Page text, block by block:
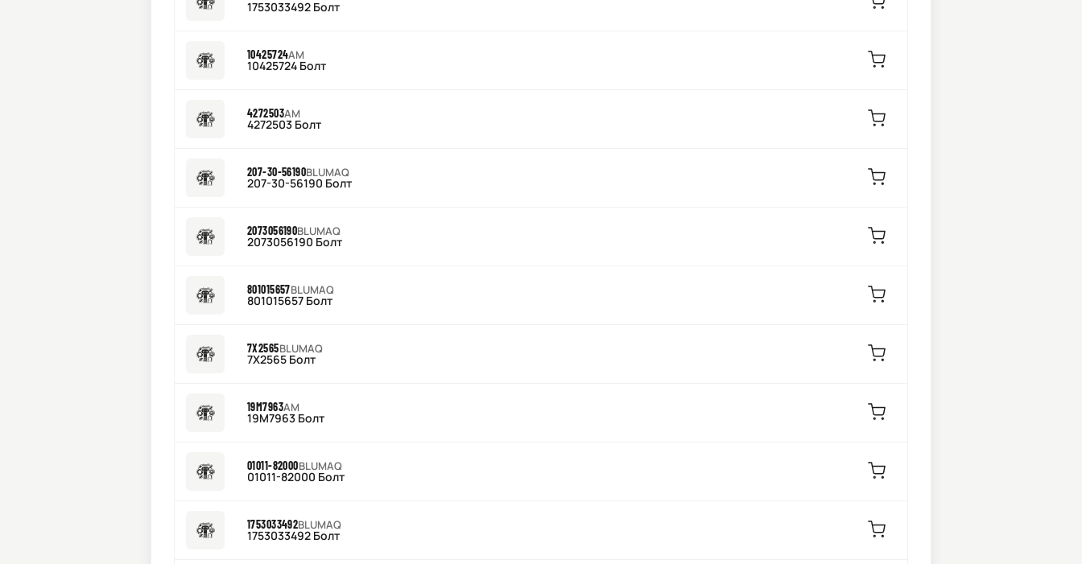
1753033492 Болт
10425724AM
10425724 Болт
4272503AM
4272503 Болт
207-30-56190BLUMAQ
207-30-56190 Болт
2073056190BLUMAQ
2073056190 Болт
801015657BLUMAQ
801015657 Болт
7X2565BLUMAQ
7X2565 Болт
19M7963AM
19M7963 Болт
01011-82000BLUMAQ
01011-82000 Болт
1753033492BLUMAQ
1753033492 Болт